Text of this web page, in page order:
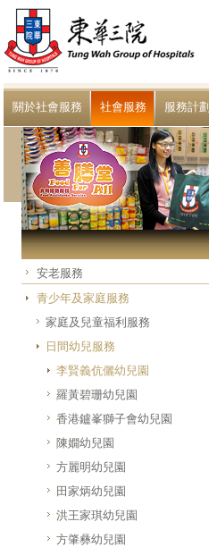
關於社會服務 社會服務 服務計劃
安老服務
青少年及家庭服務
家庭及兒童福利服務
日間幼兒服務
李賢義伉儷幼兒園
羅黃碧珊幼兒園
香港鑪峯獅子會幼兒園
陳嫺幼兒園
方麗明幼兒園
田家炳幼兒園
洪王家琪幼兒園
方肇彝幼兒園